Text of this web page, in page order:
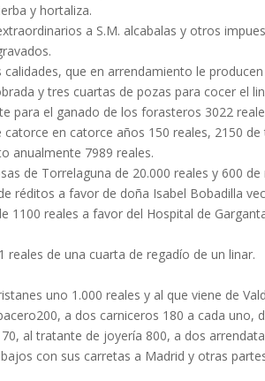
y hortaliza.
a S.M. alcabalas y otros
que en arrendamiento le
y tres cuartas de pozas para cocer el
para el ganado de los forasteros 3022
en catorce años 150 reales, 2150
anualmente 7989 reales.
de Torrelaguna de 20.000 reales y 600
réditos a favor de doña Isabel Bobadilla
1100 reales a favor del Hospital de
de una cuarta de regadío de un linar.
uno 1.000 reales y al que viene de
a dos carniceros 180 a cada
al tratante de joyería 800, a dos
con sus carretas a Madrid y otras